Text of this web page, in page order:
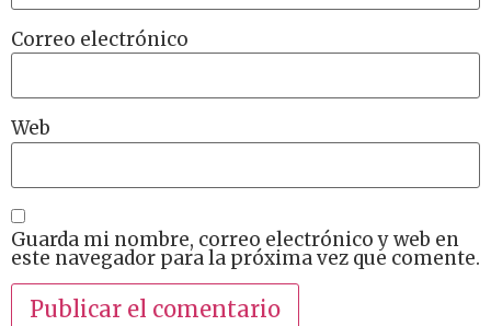
Correo electrónico
Web
Guarda mi nombre, correo electrónico y web en
este navegador para la próxima vez que comente.